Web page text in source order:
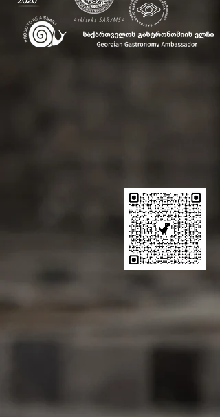
Arkitekt SAR/MSA